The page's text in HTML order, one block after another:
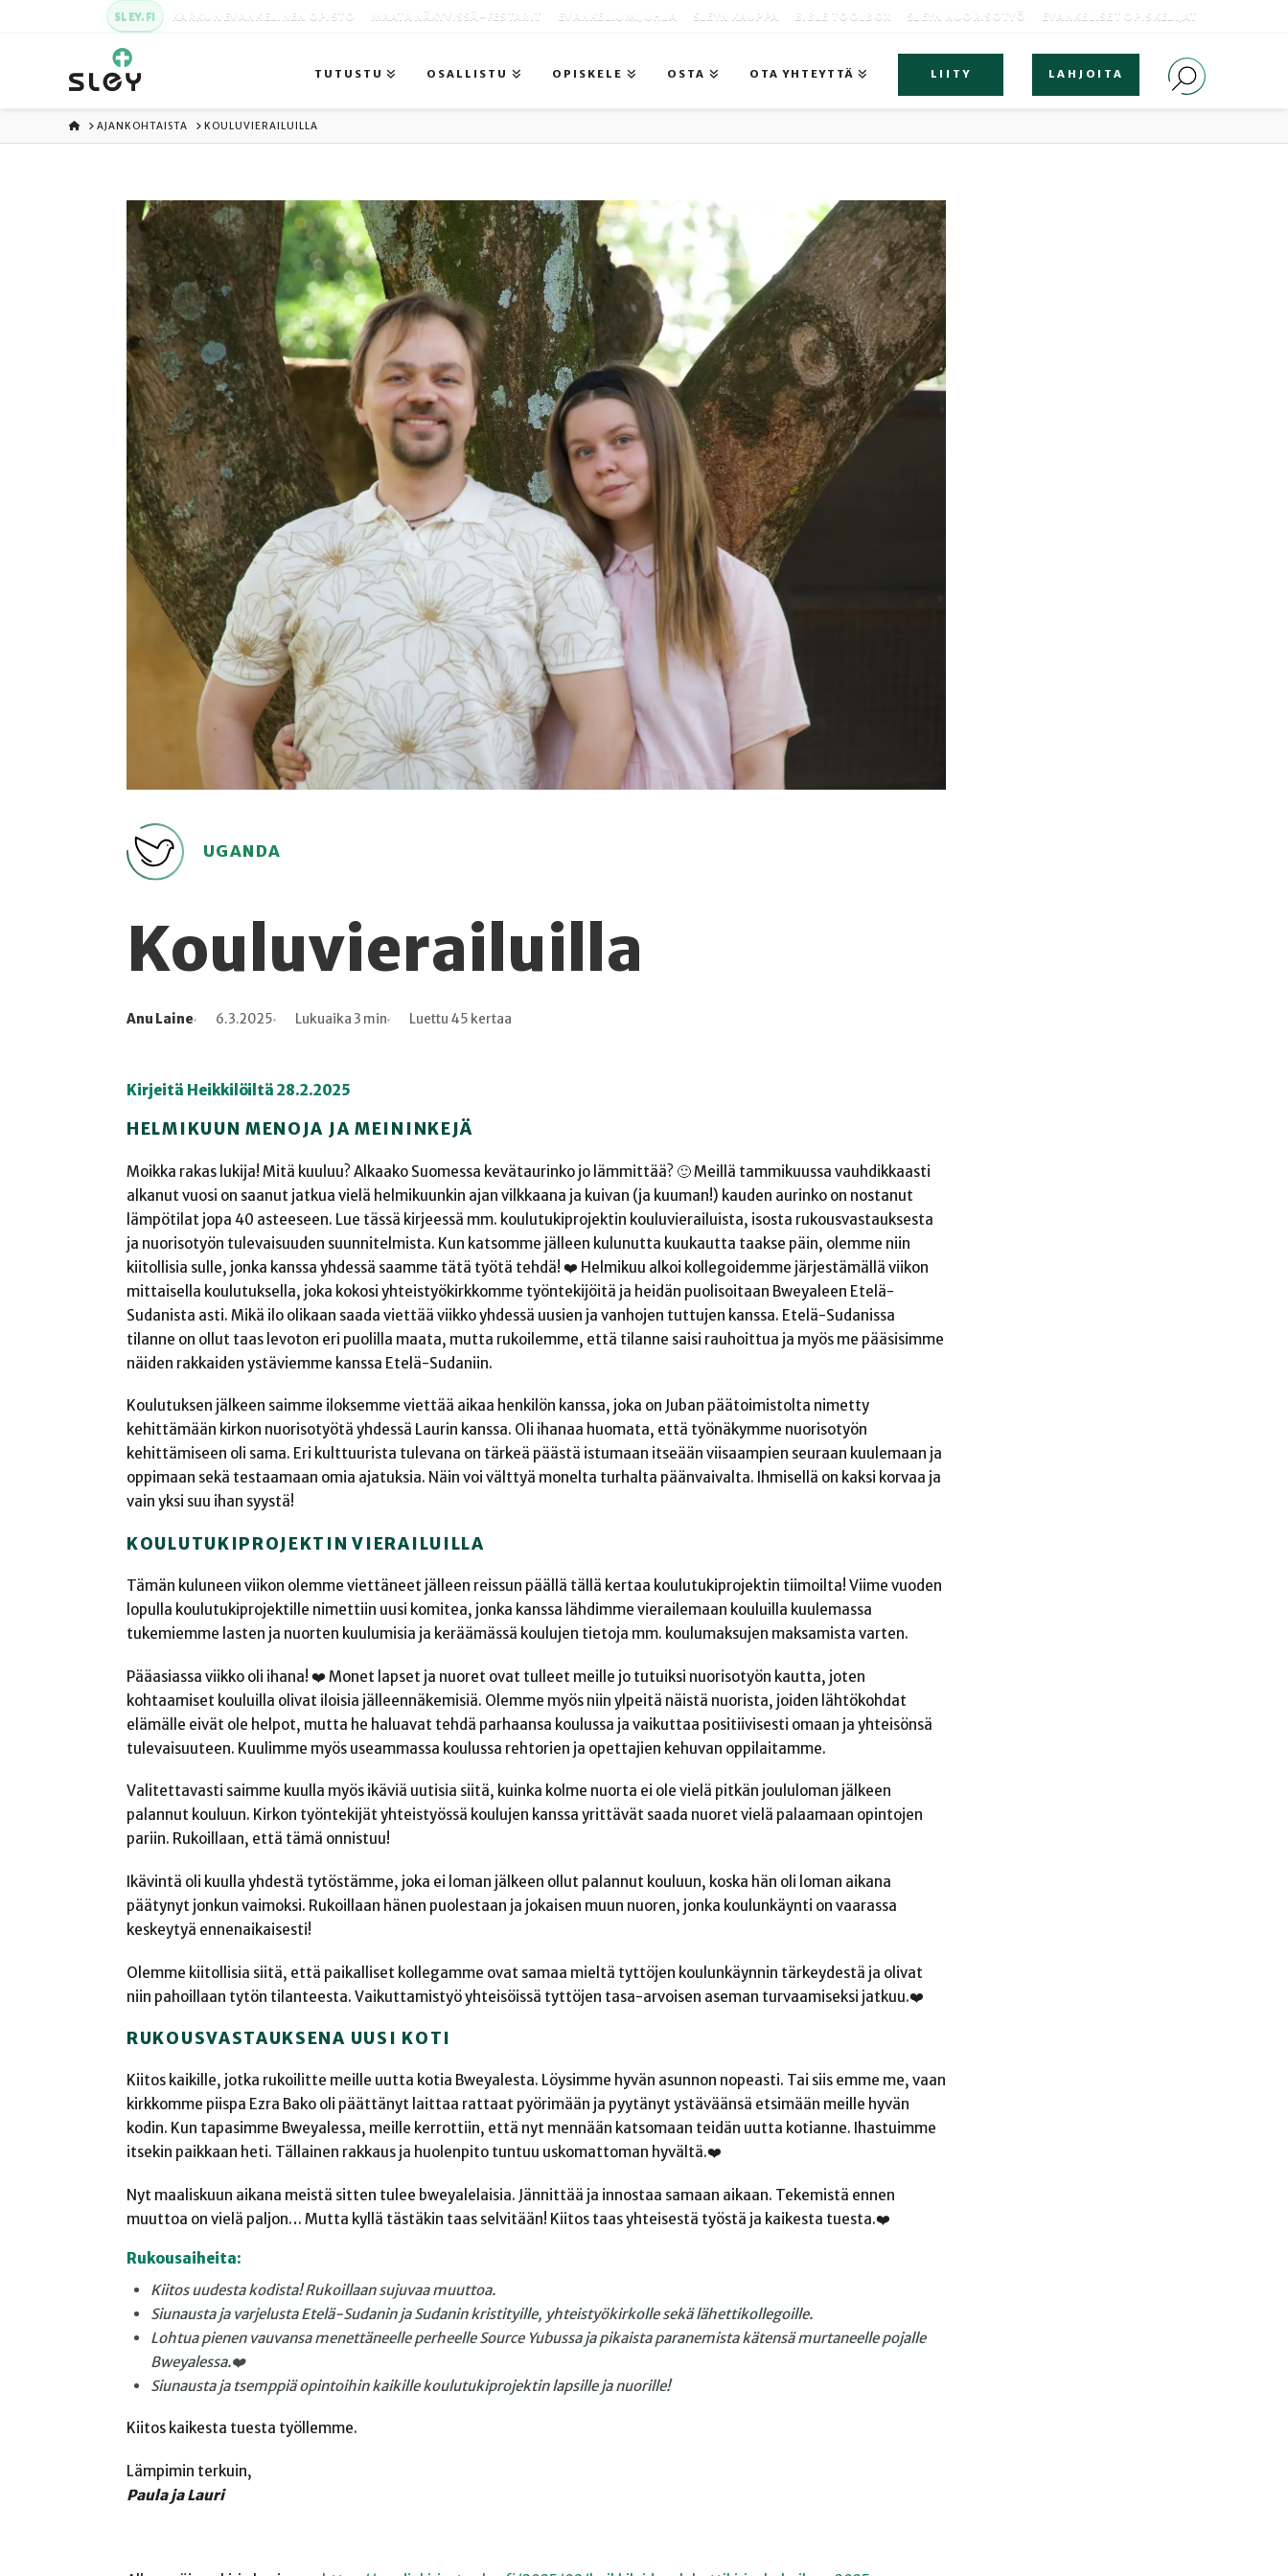
SLEY.FI KARKUN EVANKELINEN OPISTO MAATA NÄKYVISSÄ -FESTARIT EVANKELIUMIJUHLA SLEYN KAUPPA BIBLE TOOLBOX SLEYN NUORISOTYÖ EVANKELISET OPISKELIJAT
TUTUSTU OSALLISTU OPISKELE OSTA OTA YHTEYTTÄ LIITY LAHJOITA
ETUSIVU
AJANKOHTAISTA KOULUVIERAILUILLA
UGANDA
Kouluvierailuilla
Kirjoittaja
Anu Laine
Julkaistu 6.3.2025
Lukuaika Lukuaika 3 min
Lukukertoja Luettu 45 kertaa
Kirjeitä Heikkilöiltä 28.2.2025
HELMIKUUN MENOJA JA MEININKEJÄ
Moikka rakas lukija! Mitä kuuluu? Alkaako Suomessa kevätaurinko jo lämmittää? 🙂 Meillä tammikuussa vauhdikkaasti
alkanut vuosi on saanut jatkua vielä helmikuunkin ajan vilkkaana ja kuivan (ja kuuman!) kauden aurinko on nostanut
lämpötilat jopa 40 asteeseen. Lue tässä kirjeessä mm. koulutukiprojektin kouluvierailuista, isosta rukousvastauksesta
ja nuorisotyön tulevaisuuden suunnitelmista. Kun katsomme jälleen kulunutta kuukautta taakse päin, olemme niin
kiitollisia sulle, jonka kanssa yhdessä saamme tätä työtä tehdä! ❤️ Helmikuu alkoi kollegoidemme järjestämällä viikon
mittaisella koulutuksella, joka kokosi yhteistyökirkkomme työntekijöitä ja heidän puolisoitaan Bweyaleen Etelä-
Sudanista asti. Mikä ilo olikaan saada viettää viikko yhdessä uusien ja vanhojen tuttujen kanssa. Etelä-Sudanissa
tilanne on ollut taas levoton eri puolilla maata, mutta rukoilemme, että tilanne saisi rauhoittua ja myös me pääsisimme
näiden rakkaiden ystäviemme kanssa Etelä-Sudaniin.
Koulutuksen jälkeen saimme iloksemme viettää aikaa henkilön kanssa, joka on Juban päätoimistolta nimetty
kehittämään kirkon nuorisotyötä yhdessä Laurin kanssa. Oli ihanaa huomata, että työnäkymme nuorisotyön
kehittämiseen oli sama. Eri kulttuurista tulevana on tärkeä päästä istumaan itseään viisaampien seuraan kuulemaan ja
oppimaan sekä testaamaan omia ajatuksia. Näin voi välttyä monelta turhalta päänvaivalta. Ihmisellä on kaksi korvaa ja
vain yksi suu ihan syystä!
KOULUTUKIPROJEKTIN VIERAILUILLA
Tämän kuluneen viikon olemme viettäneet jälleen reissun päällä tällä kertaa koulutukiprojektin tiimoilta! Viime vuoden
lopulla koulutukiprojektille nimettiin uusi komitea, jonka kanssa lähdimme vierailemaan kouluilla kuulemassa
tukemiemme lasten ja nuorten kuulumisia ja keräämässä koulujen tietoja mm. koulumaksujen maksamista varten.
Pääasiassa viikko oli ihana! ❤️ Monet lapset ja nuoret ovat tulleet meille jo tutuiksi nuorisotyön kautta, joten
kohtaamiset kouluilla olivat iloisia jälleennäkemisiä. Olemme myös niin ylpeitä näistä nuorista, joiden lähtökohdat
elämälle eivät ole helpot, mutta he haluavat tehdä parhaansa koulussa ja vaikuttaa positiivisesti omaan ja yhteisönsä
tulevaisuuteen. Kuulimme myös useammassa koulussa rehtorien ja opettajien kehuvan oppilaitamme.
Valitettavasti saimme kuulla myös ikäviä uutisia siitä, kuinka kolme nuorta ei ole vielä pitkän joululoman jälkeen
palannut kouluun. Kirkon työntekijät yhteistyössä koulujen kanssa yrittävät saada nuoret vielä palaamaan opintojen
pariin. Rukoillaan, että tämä onnistuu!
Ikävintä oli kuulla yhdestä tytöstämme, joka ei loman jälkeen ollut palannut kouluun, koska hän oli loman aikana
päätynyt jonkun vaimoksi. Rukoillaan hänen puolestaan ja jokaisen muun nuoren, jonka koulunkäynti on vaarassa
keskeytyä ennenaikaisesti!
Olemme kiitollisia siitä, että paikalliset kollegamme ovat samaa mieltä tyttöjen koulunkäynnin tärkeydestä ja olivat
niin pahoillaan tytön tilanteesta. Vaikuttamistyö yhteisöissä tyttöjen tasa-arvoisen aseman turvaamiseksi jatkuu.❤️
RUKOUSVASTAUKSENA UUSI KOTI
Kiitos kaikille, jotka rukoilitte meille uutta kotia Bweyalesta. Löysimme hyvän asunnon nopeasti. Tai siis emme me, vaan
kirkkomme piispa Ezra Bako oli päättänyt laittaa rattaat pyörimään ja pyytänyt ystäväänsä etsimään meille hyvän
kodin. Kun tapasimme Bweyalessa, meille kerrottiin, että nyt mennään katsomaan teidän uutta kotianne. Ihastuimme
itsekin paikkaan heti. Tällainen rakkaus ja huolenpito tuntuu uskomattoman hyvältä.❤️
Nyt maaliskuun aikana meistä sitten tulee bweyalelaisia. Jännittää ja innostaa samaan aikaan. Tekemistä ennen
muuttoa on vielä paljon… Mutta kyllä tästäkin taas selvitään! Kiitos taas yhteisestä työstä ja kaikesta tuesta.❤️
Rukousaiheita:
Kiitos uudesta kodista! Rukoillaan sujuvaa muuttoa.
Siunausta ja varjelusta Etelä-Sudanin ja Sudanin kristityille, yhteistyökirkolle sekä lähettikollegoille.
Lohtua pienen vauvansa menettäneelle perheelle Source Yubussa ja pikaista paranemista kätensä murtaneelle pojalle
Bweyalessa.❤️
Siunausta ja tsemppiä opintoihin kaikille koulutukiprojektin lapsille ja nuorille!
Kiitos kaikesta tuesta työllemme.
Lämpimin terkuin,
Paula ja Lauri